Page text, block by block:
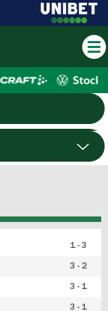
1 - 3
3 - 2
3 - 1
3 - 1